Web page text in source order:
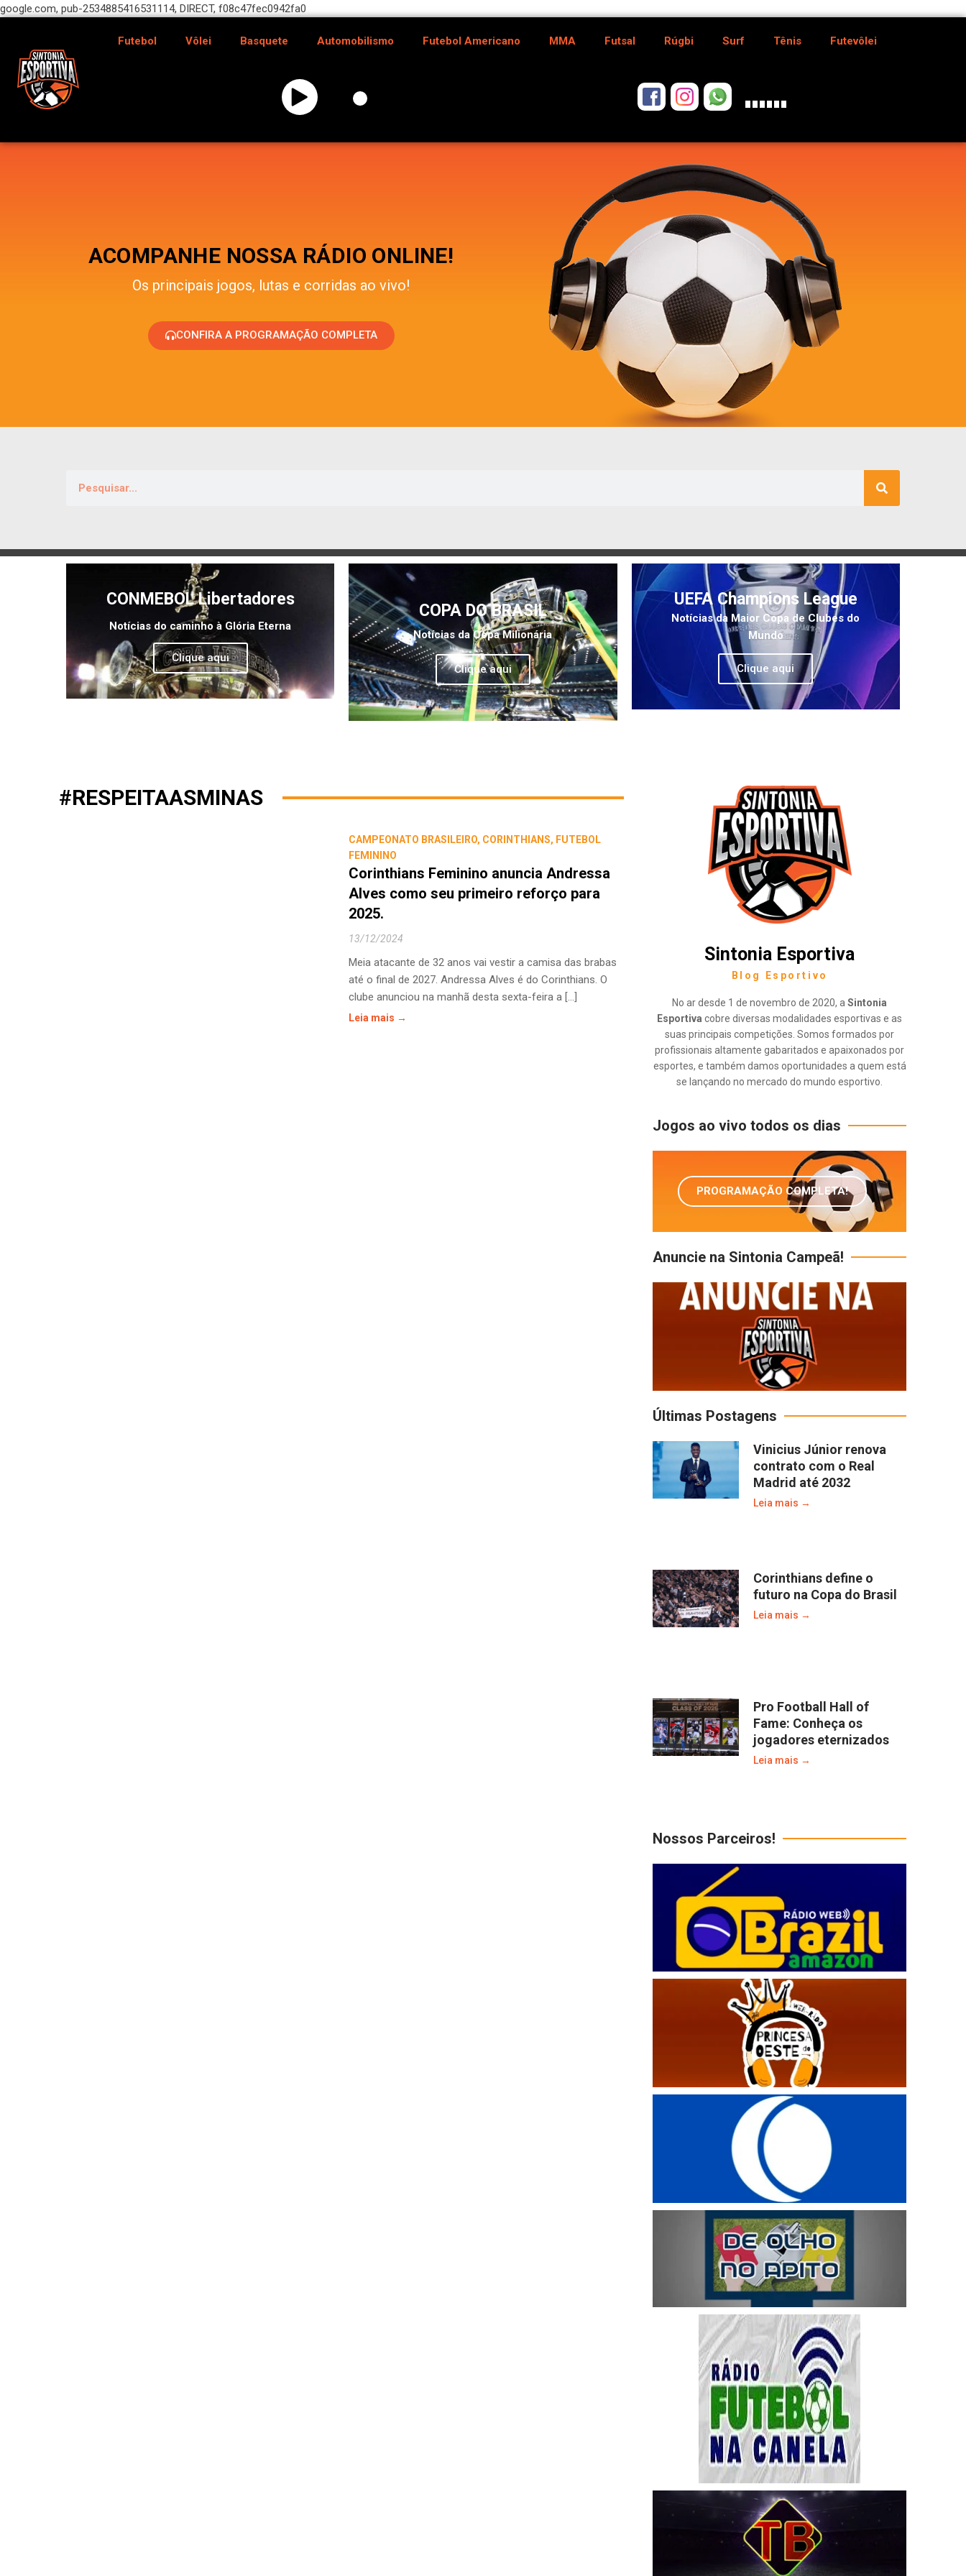
google.com, pub-2534885416531114, DIRECT, f08c47fec0942fa0
Futebol Vôlei Basquete Automobilismo Futebol Americano MMA Futsal Rúgbi Surf Tênis Futevôlei
ACOMPANHE NOSSA RÁDIO ONLINE!
Os principais jogos, lutas e corridas ao vivo!
CONFIRA A PROGRAMAÇÃO COMPLETA
CONMEBOL Libertadores
Notícias do caminho à Glória Eterna
Clique aqui
COPA DO BRASIL
Notícias da Copa Milionária
Clique aqui
UEFA Champions League
Notícias da Maior Copa de Clubes do
Mundo
Clique aqui
#RESPEITAASMINAS
CAMPEONATO BRASILEIRO, CORINTHIANS, FUTEBOL
FEMININO
Corinthians Feminino anuncia Andressa
Alves como seu primeiro reforço para
2025.
13/12/2024
Meia atacante de 32 anos vai vestir a camisa das brabas
até o final de 2027. Andressa Alves é do Corinthians. O
clube anunciou na manhã desta sexta-feira a [...]
Leia mais →
Sintonia Esportiva
Blog Esportivo
No ar desde 1 de novembro de 2020, aSintonia
Esportiva cobre diversas modalidades esportivas e as
suas principais competições. Somos formados por
profissionais altamente gabaritados e apaixonados por
esportes, e também damos oportunidades a quem está
se lançando no mercado do mundo esportivo.
Jogos ao vivo todos os dias
PROGRAMAÇÃO COMPLETA!
Anuncie na Sintonia Campeã!
Últimas Postagens
Vinicius Júnior renova
contrato com o Real
Madrid até 2032
Leia mais →
Corinthians define o
futuro na Copa do Brasil
Leia mais →
Pro Football Hall of
Fame: Conheça os
jogadores eternizados
Leia mais →
Nossos Parceiros!